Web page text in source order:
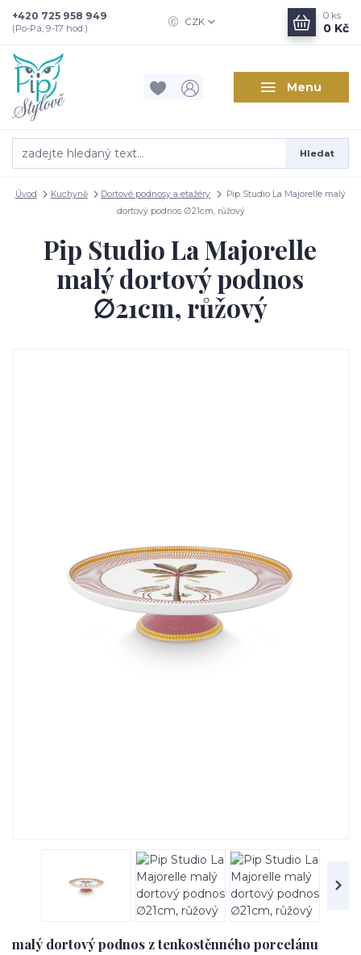
Menu
CZK
Hledat
+420 725 958 949
(Po-Pá, 9-17 hod.)
0 ks
0 Kč
Úvod Kuchyně Dortové podnosy a etažéry
Pip Studio La Majorelle malý
dortový podnos ∅21cm, růžový
Pip Studio La Majorelle
malý dortový podnos
∅21cm, růžový
malý dortový podnos z tenkostěnného porcelánu